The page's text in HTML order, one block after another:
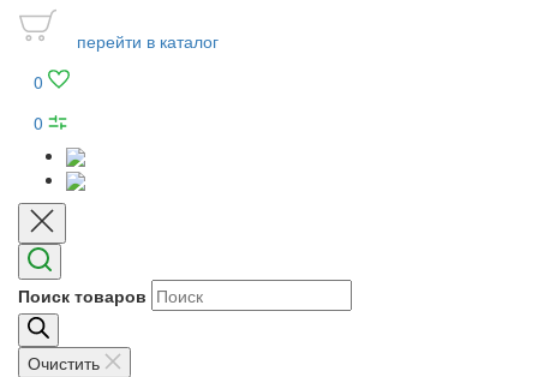
перейти в каталог
0
0
Поиск товаров
Очистить